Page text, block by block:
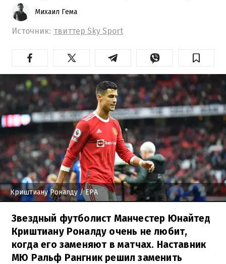
Михаил Гема
Источник: твиттер Sky Sport
Криштиану Роналду/ EPA
Звездный футболист Манчестер Юнайтед
Криштиану Роналду очень не любит,
когда его заменяют в матчах. Наставник
МЮ Ральф Рангник решил заменить